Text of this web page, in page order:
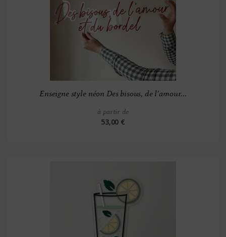
Enseigne style néon Des bisous, de l'amour...
à partir de
53,00 €